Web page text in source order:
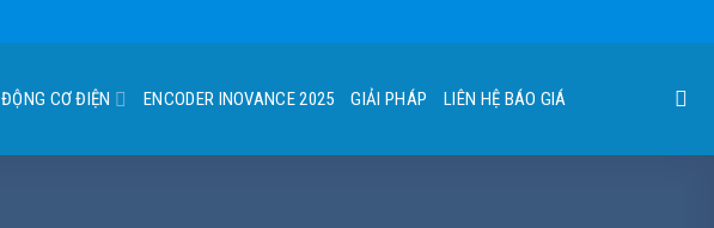
ĐỘNG CƠ ĐIỆN ENCODER INOVANCE 2025 GIẢI PHÁP LIÊN HỆ BÁO GIÁ